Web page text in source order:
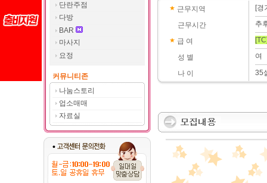
단란주점
다방
BAR
마사지
요정
커뮤니티존
나눔스토리
업소매매
자료실
근무지역
근무시간
급 여
성 별
나 이
[경
추
여
35